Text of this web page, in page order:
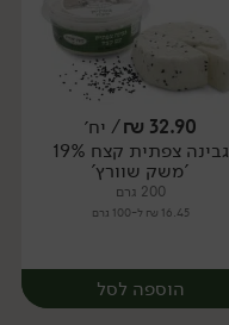
יח׳
32.90
₪/ יח׳
גבינה צפתית קצח 19%
'משק שוורץ'
200 גרם
16.45 ₪ ל-100 גרם
הוספה לסל